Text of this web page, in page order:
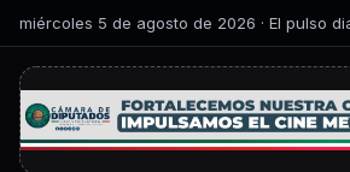
miércoles 5 de agosto de 2026 · El pulso